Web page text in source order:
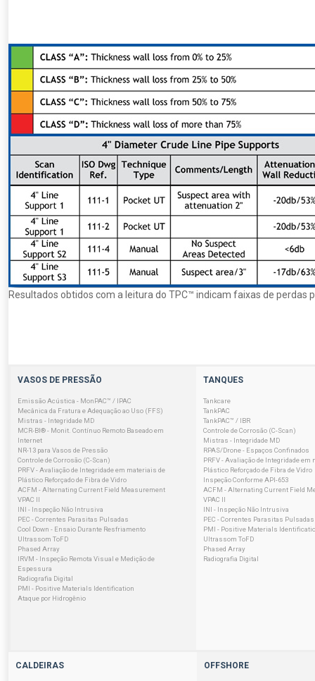
Resultados obtidos com a leitura do TPC™ indicam faixas de perdas
VASOS DE PRESSÃO
Emissão Acústica - MonPAC™ / IPAC
Mecânica da Fratura e Adequação ao Uso (FFS)
Mistras - Integridade MD
MCR-BI® - Monit. Contínuo Remoto Baseado em
Internet
NR-13 para Vasos de Pressão
Controle de Corrosão (C-Scan)
PRFV - Avaliação de Integridade em materiais de
Plástico Reforçado de Fibra de Vidro
ACFM - Alternating Current Field Measurement
VPAC II
INI - Inspeção Não Intrusiva
PEC - Correntes Parasitas Pulsadas
Cool Down - Ensaio Durante Resfriamento
Ultrassom ToFD
Phased Array
IRVM - Inspeção Remota Visual e Medição de
Espessura
Radiografia Digital
PMI - Positive Materials Identification
Ataque por Hidrogênio
TANQUES
Tankcare
TankPAC
TankPAC™ / IBR
Controle de Corrosão (C-Scan)
Mistras - Integridade MD
RPAS/Drone - Espaços Confinados
PRFV - Avaliação de Integridade em
Plástico Reforçado de Fibra de Vidro
Inspeção Conforme API-653
ACFM - Alternating Current Field
VPAC II
INI - Inspeção Não Intrusiva
PEC - Correntes Parasitas Pulsadas
PMI - Positive Materials
Ultrassom ToFD
Phased Array
Radiografia Digital
CALDEIRAS OFFSHORE